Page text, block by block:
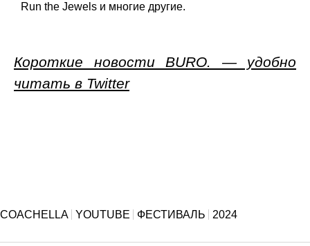
Run the Jewels и многие другие.
Короткие новости BURO. — удобно
читать в Twitter
COACHELLA YOUTUBE ФЕСТИВАЛЬ 2024